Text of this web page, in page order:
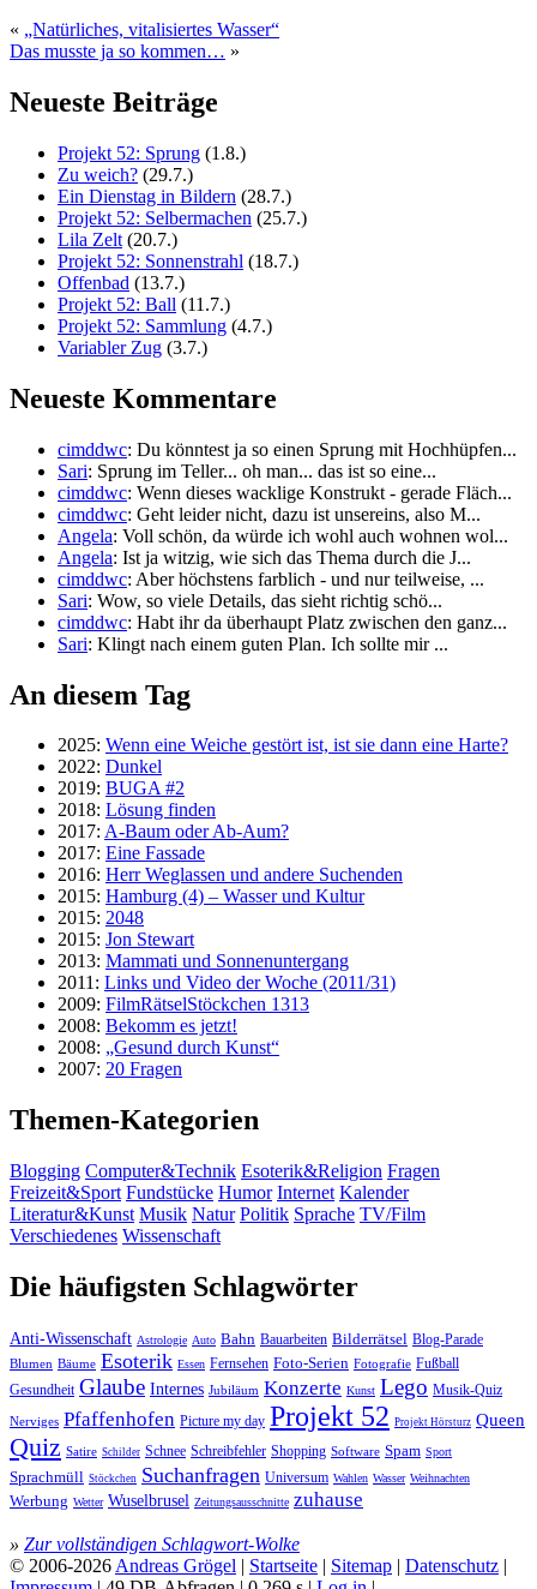
« „Natürliches, vitalisiertes Wasser“
Das musste ja so kommen… »
Neueste Beiträge
Projekt 52: Sprung (1.8.)
Zu weich? (29.7.)
Ein Dienstag in Bildern (28.7.)
Projekt 52: Selbermachen (25.7.)
Lila Zelt (20.7.)
Projekt 52: Sonnenstrahl (18.7.)
Offenbad (13.7.)
Projekt 52: Ball (11.7.)
Projekt 52: Sammlung (4.7.)
Variabler Zug (3.7.)
Neueste Kommentare
cimddwc: Du könntest ja so einen Sprung mit Hochhüpfen...
Sari: Sprung im Teller... oh man... das ist so eine...
cimddwc: Wenn dieses wacklige Konstrukt - gerade Fläch...
cimddwc: Geht leider nicht, dazu ist unsereins, also M...
Angela: Voll schön, da würde ich wohl auch wohnen wol...
Angela: Ist ja witzig, wie sich das Thema durch die J...
cimddwc: Aber höchstens farblich - und nur teilweise, ...
Sari: Wow, so viele Details, das sieht richtig schö...
cimddwc: Habt ihr da überhaupt Platz zwischen den ganz...
Sari: Klingt nach einem guten Plan. Ich sollte mir ...
An diesem Tag
2025: Wenn eine Weiche gestört ist, ist sie dann eine Harte?
2022: Dunkel
2019: BUGA #2
2018: Lösung finden
2017: A-Baum oder Ab-Aum?
2017: Eine Fassade
2016: Herr Weglassen und andere Suchenden
2015: Hamburg (4) – Wasser und Kultur
2015: 2048
2015: Jon Stewart
2013: Mammati und Sonnenuntergang
2011: Links und Video der Woche (2011/31)
2009: FilmRätselStöckchen 1313
2008: Bekomm es jetzt!
2008: „Gesund durch Kunst“
2007: 20 Fragen
Themen-Kategorien
Blogging Computer&Technik Esoterik&Religion Fragen
Freizeit&Sport Fundstücke Humor Internet Kalender
Literatur&Kunst Musik Natur Politik Sprache TV/Film
Verschiedenes Wissenschaft
Die häufigsten Schlagwörter
Anti-Wissenschaft Astrologie Auto Bahn Bauarbeiten Bilderrätsel Blog-Parade
Blumen Bäume Esoterik Essen Fernsehen Foto-Serien Fotografie Fußball
Gesundheit Glaube Internes Jubiläum Konzerte Kunst Lego Musik-Quiz
Nerviges Pfaffenhofen Picture my day Projekt 52 Projekt Hörsturz Queen
Quiz Satire Schilder Schnee Schreibfehler Shopping Software Spam Sport
Sprachmüll Stöckchen Suchanfragen Universum Wahlen Wasser Weihnachten
Werbung Wetter Wuselbrusel Zeitungsausschnitte zuhause
» Zur vollständigen Schlagwort-Wolke
© 2006-2026 Andreas Grögel | Startseite | Sitemap | Datenschutz |